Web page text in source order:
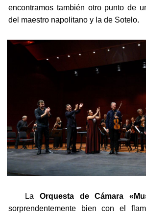
encontramos también otro punto de
del maestro napolitano y la de Sotelo.
LaOrquesta de Cámara
sorprendentemente bien con el